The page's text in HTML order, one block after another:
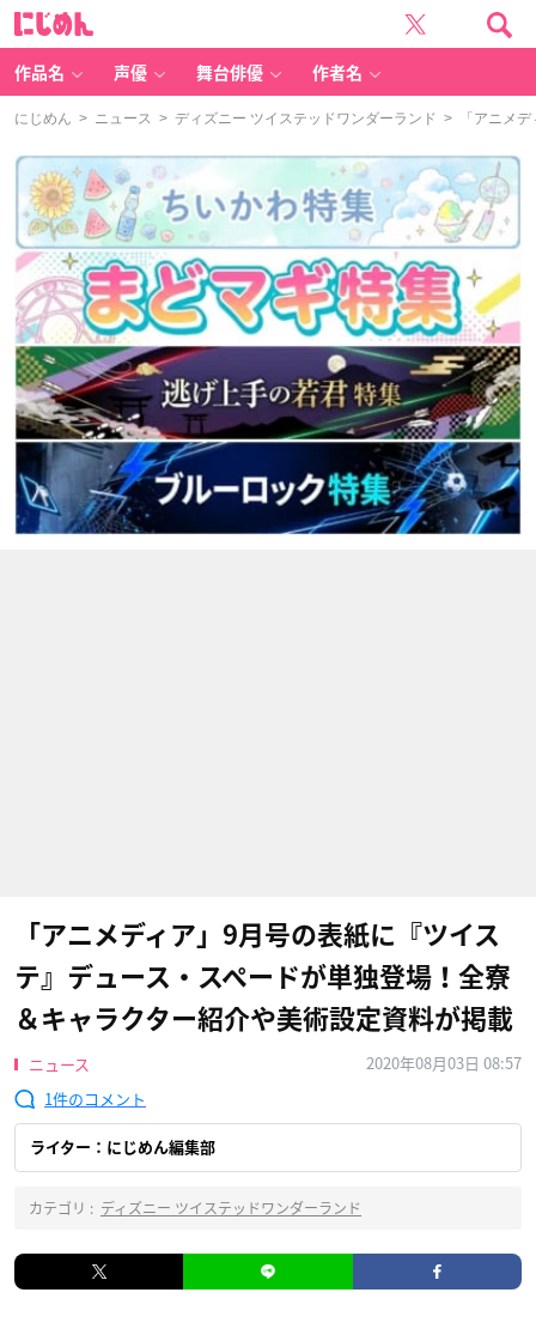
作品名 声優 舞台俳優 作者名
にじめん > ニュース > ディズニー ツイステッドワンダーランド > 「アニメデ
「アニメディア」9月号の表紙に『ツイス
テ』デュース・スペードが単独登場！全寮
＆キャラクター紹介や美術設定資料が掲載
ニュース
2020年08月03日 08:57
1
ライター：にじめん編集部
カテゴリ : ディズニー ツイステッドワンダーランド